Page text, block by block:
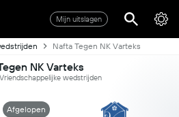
Mijn uitslagen
Nafta Tegen NK Varteks
NK Varteks
wedstrijden
Afgelopen